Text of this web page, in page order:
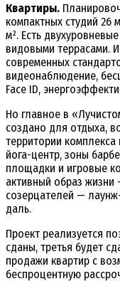
Квартиры.
компактных студий 26
м². Есть
видовыми террасами.
современных
видеонаблюдение,
Face ID,
Но главное в
создано для отдыха,
территории
йога-центр, зоны
площадки и игровые
активный образ
созерцателей —
даль.
Проект реализуется
сданы, третья будет
продажи квартир с
беспроцентную